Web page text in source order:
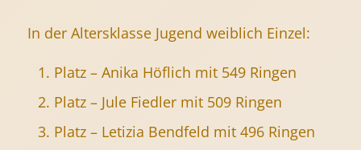
In der Altersklasse Jugend weiblich Einzel:
Platz – Anika Höflich mit 549 Ringen
Platz – Jule Fiedler mit 509 Ringen
Platz – Letizia Bendfeld mit 496 Ringen